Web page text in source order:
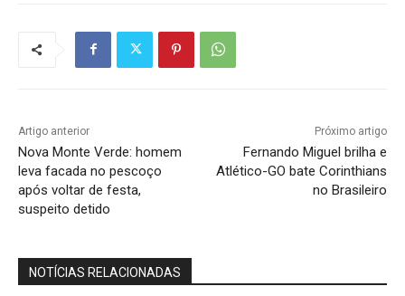
Artigo anterior
Nova Monte Verde: homem
leva facada no pescoço
após voltar de festa,
suspeito detido
Próximo artigo
Fernando Miguel brilha e
Atlético-GO bate Corinthians
no Brasileiro
NOTÍCIAS RELACIONADAS